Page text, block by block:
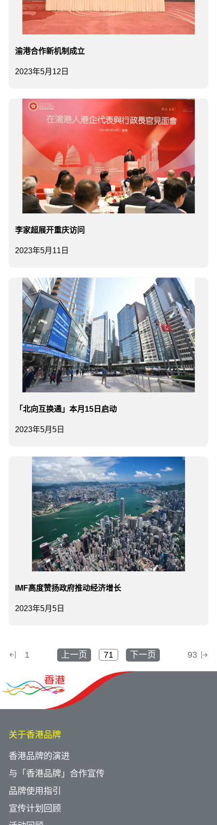
2023年5月12日
渝港合作新机制成立
2023年5月11日
李家超展开重庆访问
2023年5月5日
「北向互换通」本月15日启动
2023年5月5日
IMF高度赞扬政府推动经济增长
1 上一页 下一页 93
关于香港品牌
香港品牌的演进
与「香港品牌」合作宣传
品牌使用指引
宣传计划回顾